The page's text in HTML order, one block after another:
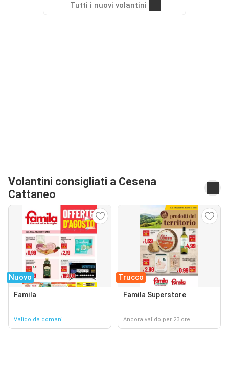
Tutti i nuovi volantini
Volantini consigliati a Cesena
Cattaneo
Nuovo
Famila
Valido da domani
Trucco
Famila Superstore
Ancora valido per 23 ore